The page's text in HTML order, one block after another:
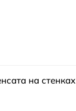
на стенках